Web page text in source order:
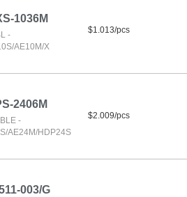
1036M
-
AE10M/X
$1.013/pcs
2406M
-
AE24M/HDP24S
$2.009/pcs
003/G